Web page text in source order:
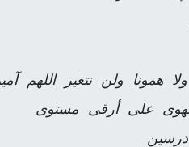
همونا ولن نتغير اللهم
على أرقى مستوى